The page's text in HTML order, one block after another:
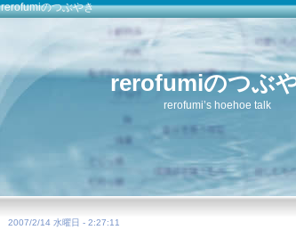
rerofumiのつぶやき
rerofumiのつぶ
rerofumi’s hoehoe talk
2007/2/14 水曜日 - 2:27:11